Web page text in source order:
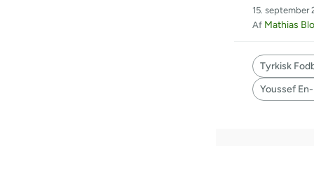
15. september
Af Mathias
Tyrkisk
Youssef